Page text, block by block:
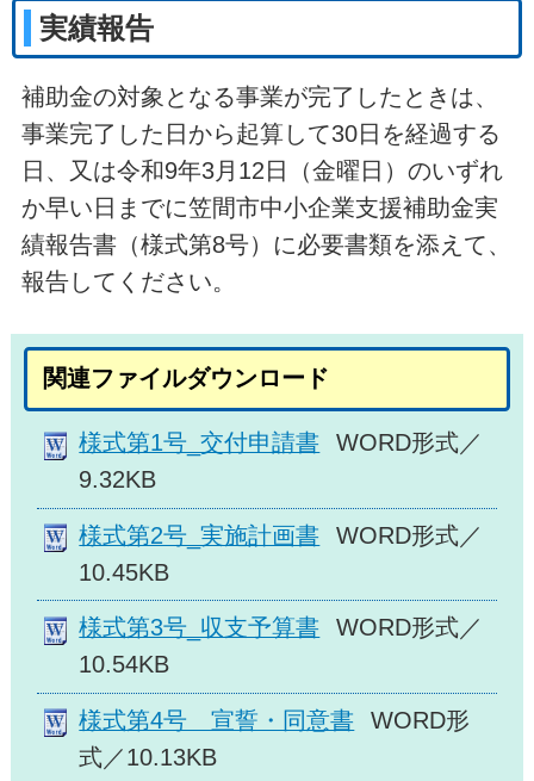
実績報告
補助金の対象となる事業が完了したときは、
事業完了した日から起算して30日を経過する
日、又は令和9年3月12日（金曜日）のいずれ
か早い日までに笠間市中小企業支援補助金実
績報告書（様式第8号）に必要書類を添えて、
報告してください。
関連ファイルダウンロード
様式第1号_交付申請書
WORD形式／
9.32KB
様式第2号_実施計画書
WORD形式／
10.45KB
様式第3号_収支予算書
WORD形式／
10.54KB
様式第4号 宣誓・同意書
WORD形
式／10.13KB